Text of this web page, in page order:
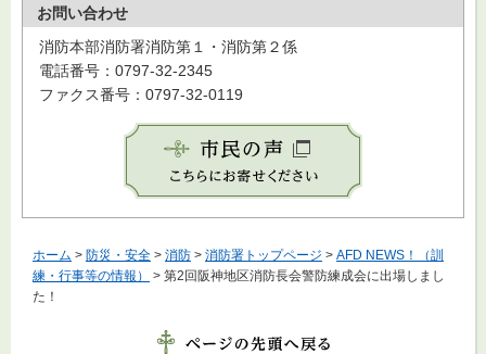
お問い合わせ
消防本部消防署消防第１・消防第２係
電話番号：0797-32-2345
ファクス番号：0797-32-0119
ホーム > 防災・安全 > 消防 > 消防署トップページ > AFD NEWS！（訓
練・行事等の情報）
> 第2回阪神地区消防長会警防練成会に出場しまし
た！